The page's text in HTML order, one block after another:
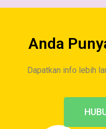
Anda
Dapatkan info lebih